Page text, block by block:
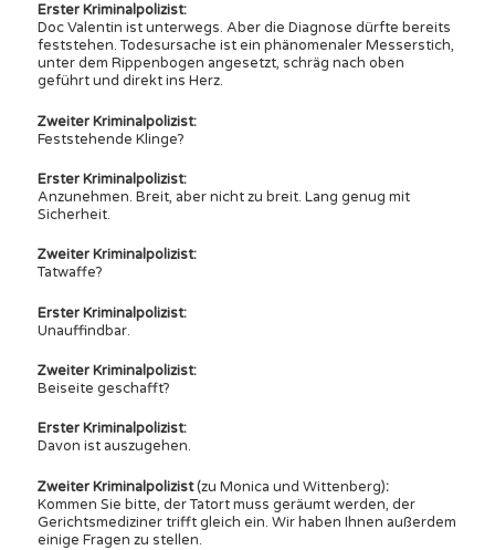
Erster Kriminalpolizist:
Doc Valentin ist unterwegs. Aber die Diagnose dürfte bereits
feststehen. Todesursache ist ein phänomenaler Messerstich,
unter dem Rippenbogen angesetzt, schräg nach oben
geführt und direkt ins Herz.
Zweiter Kriminalpolizist:
Feststehende Klinge?
Erster Kriminalpolizist:
Anzunehmen. Breit, aber nicht zu breit. Lang genug mit
Sicherheit.
Zweiter Kriminalpolizist:
Tatwaffe?
Erster Kriminalpolizist:
Unauffindbar.
Zweiter Kriminalpolizist:
Beiseite geschafft?
Erster Kriminalpolizist:
Davon ist auszugehen.
Zweiter Kriminalpolizist(zu Monica und Wittenberg):
Kommen Sie bitte, der Tatort muss geräumt werden, der
Gerichtsmediziner trifft gleich ein. Wir haben Ihnen außerdem
einige Fragen zu stellen.